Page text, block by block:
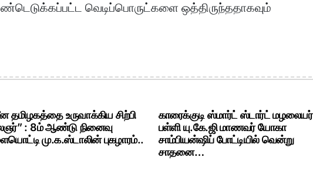
வெடிப்பொருட்களை ஒத்திருந்ததாகவும்
தமிழகத்தை உருவாக்கிய சிற்பி
: 8ம் ஆண்டு நினைவு
மு.க.ஸ்டாலின் புகழாரம்..
காரைக்குடி ஸ்மார்ட் ஸ்டார்ட் மழலையர்
பள்ளி யு.கே.ஜி மாணவர் யோகா
சாம்பியன்ஷிப் போட்டியில் வென்று
சாதனை…